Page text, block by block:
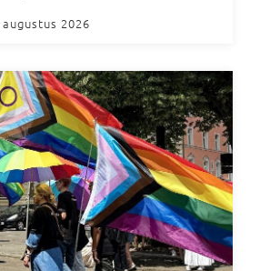
augustus 2026